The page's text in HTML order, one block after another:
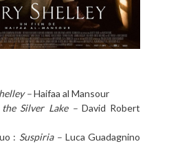
–Haifaa al Mansour
the Silver Lake –David Robert
: Suspiria – Luca Guadagnino